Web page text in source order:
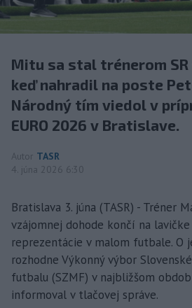
Mitu sa stal trénerom SR
keď nahradil na poste
Národný tím viedol v
EURO 2026 v Bratislave.
Autor TASR
4. júna 2026 6:30
Bratislava 3. júna (TASR) - Tréner
vzájomnej dohode končí na
reprezentácie v malom futbale. O
rozhodne Výkonný výbor
futbalu (SZMF) v najbližšom
informoval v tlačovej správe.